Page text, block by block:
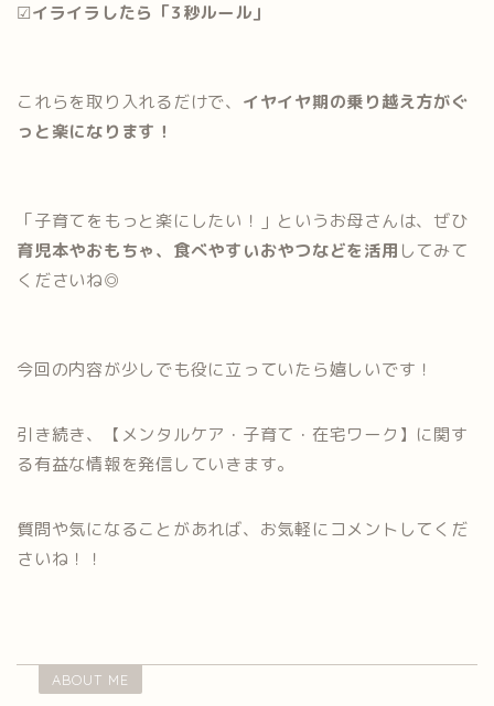
☑︎イライラしたら「3秒ルール」
これらを取り入れるだけで、 イヤイヤ期の乗り越え方がぐ
っと楽になります！
「子育てをもっと楽にしたい！」というお母さんは、ぜひ
育児本やおもちゃ、食べやすいおやつなどを活用 してみて
くださいね◎
今回の内容が少しでも役に立っていたら嬉しいです！
引き続き、【メンタルケア・子育て・在宅ワーク】に関す
る有益な情報を発信していきます。
質問や気になることがあれば、お気軽にコメントしてくだ
さいね！！
ABOUT ME